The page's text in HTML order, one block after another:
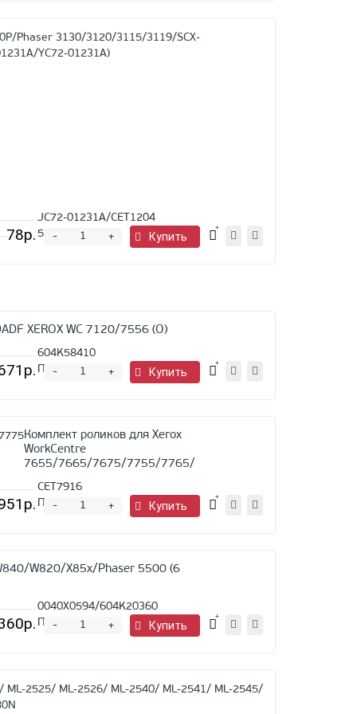
JC72-01231A/CET1204
5шт.
78р. +
- Купить
XEROX WC 7120/7556 (O)
604K58410
Предзаказ +
- Купить
Комплект роликов для Xerox
WorkCentre
7655/7665/7675/7755/7765/7775
CET7916
Предзаказ +
- Купить
W820/X85x/Phaser 5500 (6
0040X0594/604K20360
Предзаказ +
- Купить